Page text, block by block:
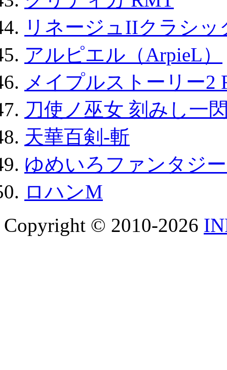
リネージュIIクラシ
アルピエル（ArpieL）
メイプルストーリー2
刀使ノ巫女 刻みし一
天華百剣-斬
ゆめいろファンタジ
ロハンM
Copyright © 2010-2026